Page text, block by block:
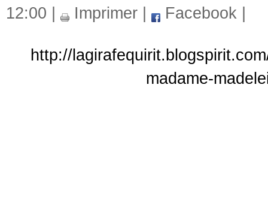
12:00 |
Imprimer Facebook
http://
madame-